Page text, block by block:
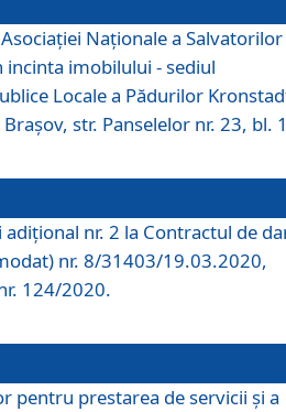
Naționale a Salvatorilor
imobilului - sediul
Locale a Pădurilor
str. Panselelor nr. 23, bl.
nr. 2 la Contractul de
nr. 8/31403/19.03.2020,
124/2020.
pentru prestarea de servicii şi a